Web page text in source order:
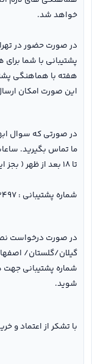
خواهد شد.
در صورت حضور در
پشتیبانی با شما
هفته با هماهنگی
این صورت امکان
در صورتی که سوال
تا ۱۸ بعد از ظهر ( بجز ایام تعطیل ) می باشد.
شماره پشتیبانی : ۰۹۱۹۹۰۴۳۴۹۷
در صورت درخواست
گیلان/گلستان/
شماره پشتیبانی
شوید.
با تشکر از اعتماد و